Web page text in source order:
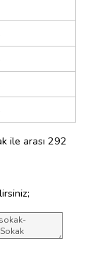
ile arası 292